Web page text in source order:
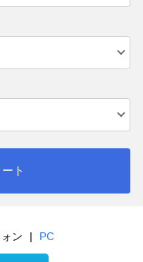
ト
ン | PC